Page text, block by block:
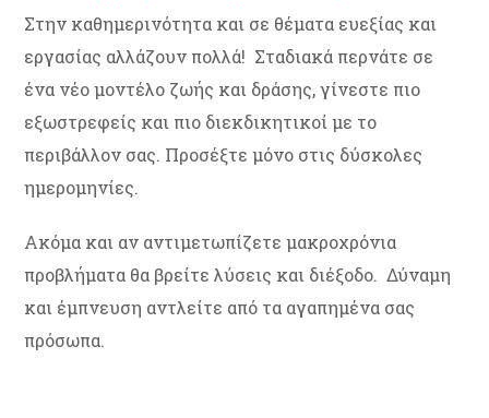
Στην καθημερινότητα και σε θέματα ευεξίας και
εργασίας αλλάζουν πολλά! Σταδιακά περνάτε σε
ένα νέο μοντέλο ζωής και δράσης, γίνεστε πιο
εξωστρεφείς και πιο διεκδικητικοί με το
περιβάλλον σας. Προσέξτε μόνο στις δύσκολες
ημερομηνίες.
Ακόμα και αν αντιμετωπίζετε μακροχρόνια
προβλήματα θα βρείτε λύσεις και διέξοδο. Δύναμη
και έμπνευση αντλείτε από τα αγαπημένα σας
πρόσωπα.